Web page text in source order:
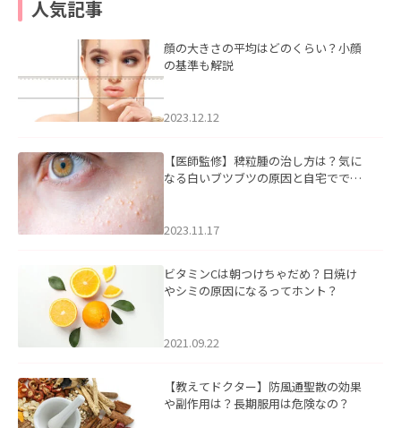
人気記事
顔の大きさの平均はどのくらい？小顔
の基準も解説
2023.12.12
【医師監修】稗粒腫の治し方は？気に
なる白いブツブツの原因と自宅ででき
2023.11.17
ビタミンCは朝つけちゃだめ？日焼け
やシミの原因になるってホント？
2021.09.22
【教えてドクター】防風通聖散の効果
や副作用は？長期服用は危険なの？